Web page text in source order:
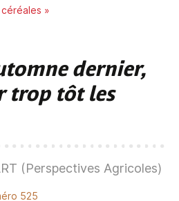
»
dernier,
trop tôt les
(Perspectives Agricoles)
525